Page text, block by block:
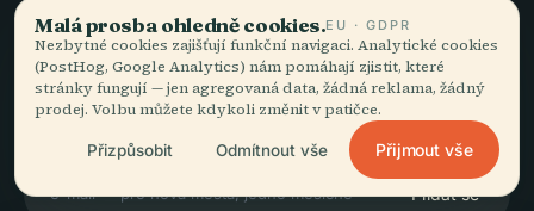
Pomalé cestování,
dobře vyprávěné.
Přidat se
Malá prosba ohledně cookies.EU · GDPR
Nezbytné cookies zajišťují funkční navigaci. Analytické cookies
(PostHog, Google Analytics) nám pomáhají zjistit, které
stránky fungují — jen agregovaná data, žádná reklama, žádný
prodej. Volbu můžete kdykoli změnit v patičce.
Přizpůsobit Odmítnout vše Přijmout vše